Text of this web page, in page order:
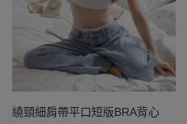
繞頸細肩帶平口短版BRA背心